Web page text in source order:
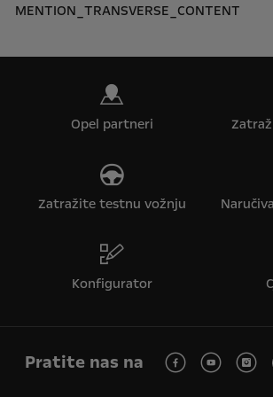
MENTION_TRANSVERSE_CONTENT
Opel partneri
Zatražite testnu vožnju
Konfigurator
Pratite nas na